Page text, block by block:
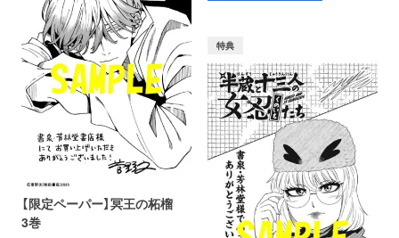
【限定ペーパー】冥王の柘榴
3巻
特典